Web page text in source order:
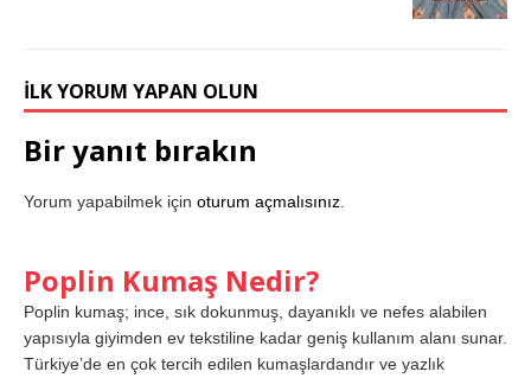
İLK YORUM YAPAN OLUN
Bir yanıt bırakın
Yorum yapabilmek için oturum açmalısınız
Poplin Kumaş Nedir?
Poplin kumaş; ince, sık dokunmuş, dayanıklı ve nefes alabilen
yapısıyla giyimden ev tekstiline kadar geniş kullanım alanı sunar.
Türkiye’de en çok tercih edilen kumaşlardandır ve yazlık